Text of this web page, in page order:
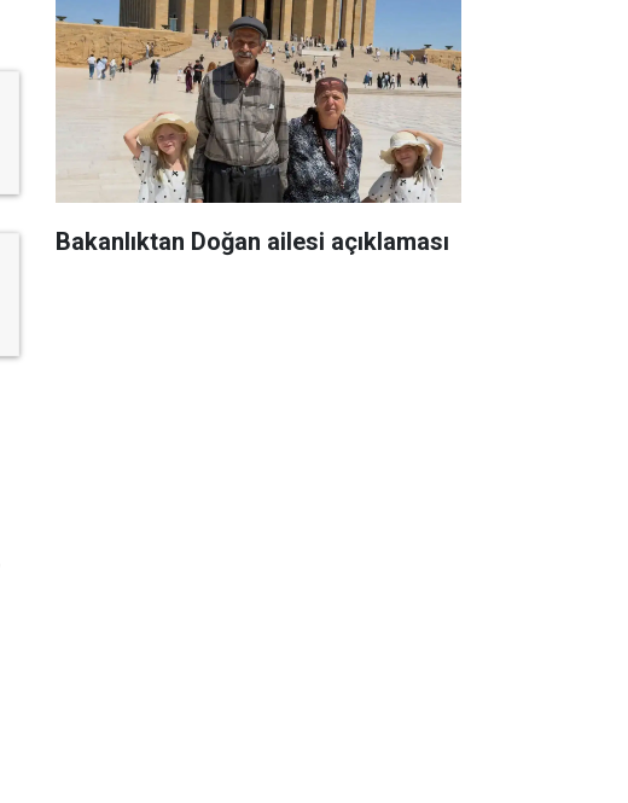
Bakanlıktan Doğan ailesi açıklaması